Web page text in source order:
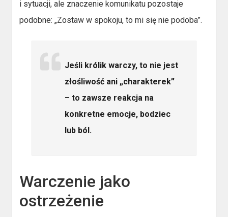
i sytuacji, ale znaczenie komunikatu pozostaje
podobne: „Zostaw w spokoju, to mi się nie podoba”.
Jeśli królik warczy, to nie jest
złośliwość ani „charakterek”
– to zawsze reakcja na
konkretne emocje, bodziec
lub ból.
Warczenie jako
ostrzeżenie